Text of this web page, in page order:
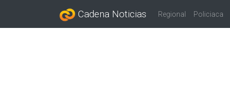
Cadena Noticias Regional Policiaca